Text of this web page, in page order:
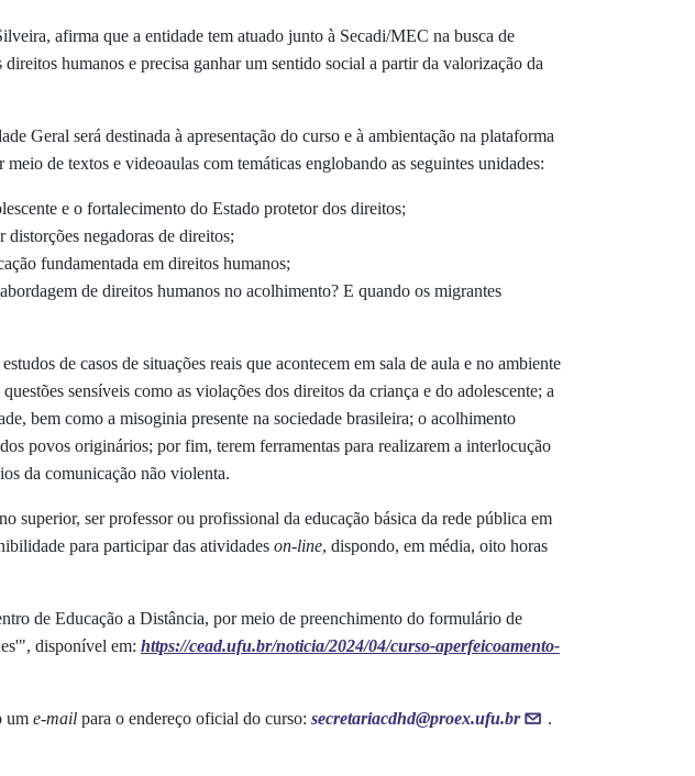
afirma que a entidade tem atuado junto à Secadi/MEC na busca de
humanos e precisa ganhar um sentido social a partir da valorização da
Geral será destinada à apresentação do curso e à ambientação na plataforma
de textos e videoaulas com temáticas englobando as seguintes unidades:
e o fortalecimento do Estado protetor dos direitos;
negadoras de direitos;
fundamentada em direitos humanos;
de direitos humanos no acolhimento? E quando os migrantes
de casos de situações reais que acontecem em sala de aula e no ambiente
sensíveis como as violações dos direitos da criança e do adolescente; a
bem como a misoginia presente na sociedade brasileira; o acolhimento
povos originários; por fim, terem ferramentas para realizarem a interlocução
da comunicação não violenta.
superior, ser professor ou profissional da educação básica da rede pública em
para participar das atividades on-line, dispondo, em média, oito horas
de Educação a Distância, por meio de preenchimento do formulário de
disponível em: https://cead.ufu.br/noticia/2024/04/curso-aperfeicoamento-
um e-mail para o endereço oficial do curso: secretariacdhd@proex.ufu.br .